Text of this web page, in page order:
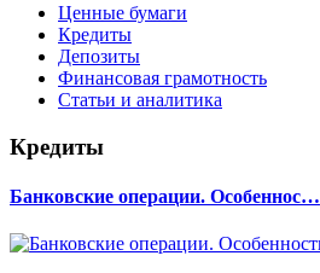
Ценные бумаги
Кредиты
Депозиты
Финансовая грамотность
Статьи и аналитика
Кредиты
Банковские операции. Особеннос…